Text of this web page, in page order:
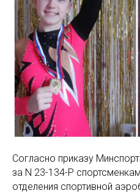
Согласно приказу
за N 23-134-Р
отделения спортивной